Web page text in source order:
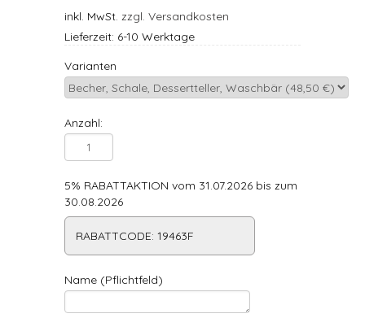
inkl. MwSt. zzgl. Versandkosten
Lieferzeit: 6-10 Werktage
Varianten
Anzahl:
5% RABATTAKTION vom 31.07.2026 bis zum
30.08.2026
RABATTCODE: 19463F
Name (Pflichtfeld)